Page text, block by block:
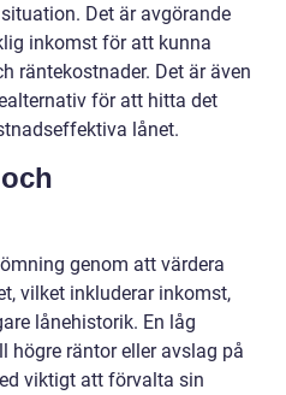
Det är avgörande
inkomst för att kunna
räntekostnader. Det är även
för att hitta det
lånet.
genom att värdera
vilket inkluderar inkomst,
lånehistorik. En låg
högre räntor eller avslag på
viktigt att förvalta sin